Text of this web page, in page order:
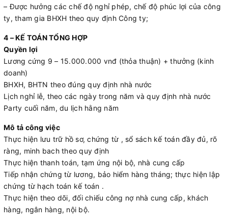
– Được hưởng các chế độ nghỉ phép, chế độ phúc lợi của công
ty, tham gia BHXH theo quy định Công ty;
4 – KẾ TOÁN TỔNG HỢP
Quyền lợi
Lương cứng 9 – 15.000.000 vnđ (thỏa thuận) + thưởng (kinh
doanh)
BHXH, BHTN theo đúng quy định nhà nước
Lịch nghỉ lễ, theo các ngày trong năm và quy định nhà nước
Party cuối năm, du lịch hằng năm
Mô tả công việc
Thực hiện lưu trữ hồ sơ, chứng từ , sổ sách kế toán đầy đủ, rõ
ràng, minh bach theo quy định
Thực hiện thanh toán, tạm ứng nội bộ, nhà cung cấp
Tiếp nhận chứng từ lương, bảo hiểm hàng tháng; thực hiện lập
chứng từ hạch toán kế toán .
Thực hiện theo dõi, đối chiếu công nợ nhà cung cấp, khách
hàng, ngân hàng, nội bộ.